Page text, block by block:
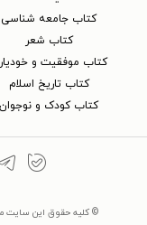
کتاب جامعه شناسی
کتاب شعر
کتاب موفقیت و
کتاب تاریخ اسلام
کتاب کودک و نوجوان
© کلیه حقوق این سایت